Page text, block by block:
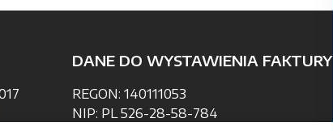
DANE DO WYSTAWIENIA FAKTURY
REGON: 140111053
NIP: PL 526-28-58-784